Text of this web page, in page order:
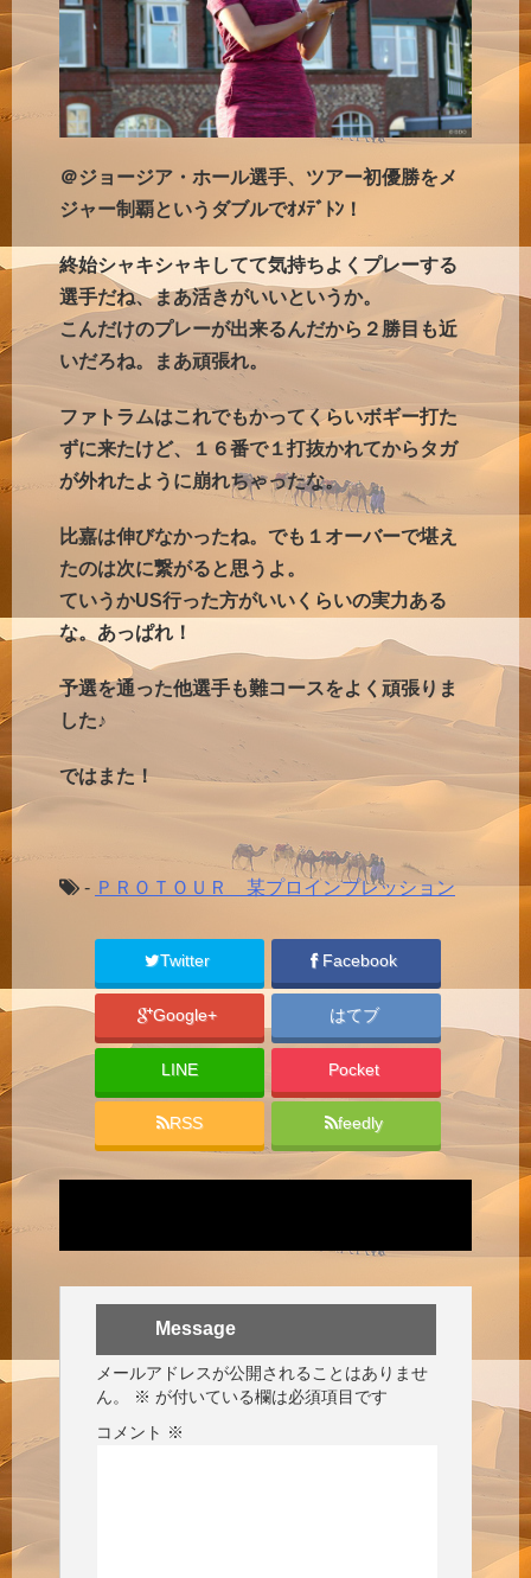
＠ジョージア・ホール選手、ツアー初優勝をメ
ジャー制覇というダブルでｵﾒﾃﾞﾄﾝ！
終始シャキシャキしてて気持ちよくプレーする
選手だね、まあ活きがいいというか。
こんだけのプレーが出来るんだから２勝目も近
いだろね。まあ頑張れ。
ファトラムはこれでもかってくらいボギー打た
ずに来たけど、１６番で１打抜かれてからタガ
が外れたように崩れちゃったな。
比嘉は伸びなかったね。でも１オーバーで堪え
たのは次に繋がると思うよ。
ていうかUS行った方がいいくらいの実力ある
な。あっぱれ！
予選を通った他選手も難コースをよく頑張りま
した♪
ではまた！
- ＰＲＯＴＯＵＲ 某プロインプレッション
Twitter Facebook
Google+ はてブ
LINE Pocket
RSS feedly
Message
メールアドレスが公開されることはありませ
ん。
※ が付いている欄は必須項目です
コメント ※